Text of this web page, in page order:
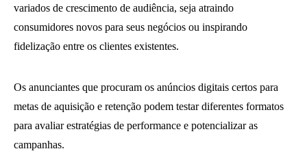
variados de crescimento de audiência, seja atraindo
consumidores novos para seus negócios ou inspirando
fidelização entre os clientes existentes.
Os anunciantes que procuram os anúncios digitais certos para
metas de aquisição e retenção podem testar diferentes formatos
para avaliar estratégias de performance e potencializar as
campanhas.